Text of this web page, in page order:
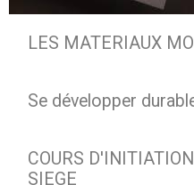
LES MATERIAUX
Se développer
COURS
SIEGE